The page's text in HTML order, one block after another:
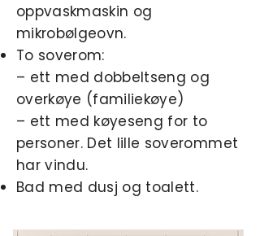
oppvaskmaskin og
mikrobølgeovn.
To soverom:
– ett med dobbeltseng og
overkøye (familiekøye)
– ett med køyeseng for to
personer. Det lille soverommet
har vindu.
Bad med dusj og toalett.